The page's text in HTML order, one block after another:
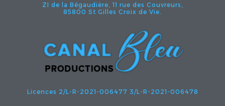
ZI de la Bégaudière, 11 rue des Couvreurs,
85800 St Gilles Croix de Vie.
Licences 2/L-R-2021-006477 3/L-R-2021-006478